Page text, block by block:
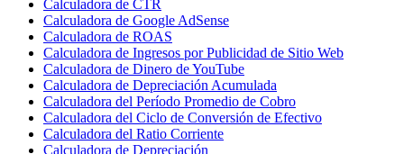
Calculadora de CTR
Calculadora de Google AdSense
Calculadora de ROAS
Calculadora de Ingresos por Publicidad de Sitio Web
Calculadora de Dinero de YouTube
Calculadora de Depreciación Acumulada
Calculadora del Período Promedio de Cobro
Calculadora del Ciclo de Conversión de Efectivo
Calculadora del Ratio Corriente
Calculadora de Depreciación